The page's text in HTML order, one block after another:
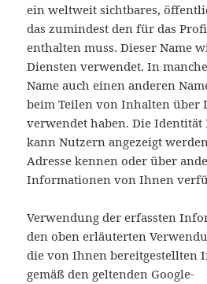
ein weltweit sichtbares,
das zumindest den für das
enthalten muss. Dieser Name
Diensten verwendet. In
Name auch einen anderen
beim Teilen von Inhalten über
verwendet haben. Die Identität
kann Nutzern angezeigt
Adresse kennen oder über
Informationen von Ihnen
Verwendung der erfassten
den oben erläuterten
die von Ihnen bereitgestellten
gemäß den geltenden Google-